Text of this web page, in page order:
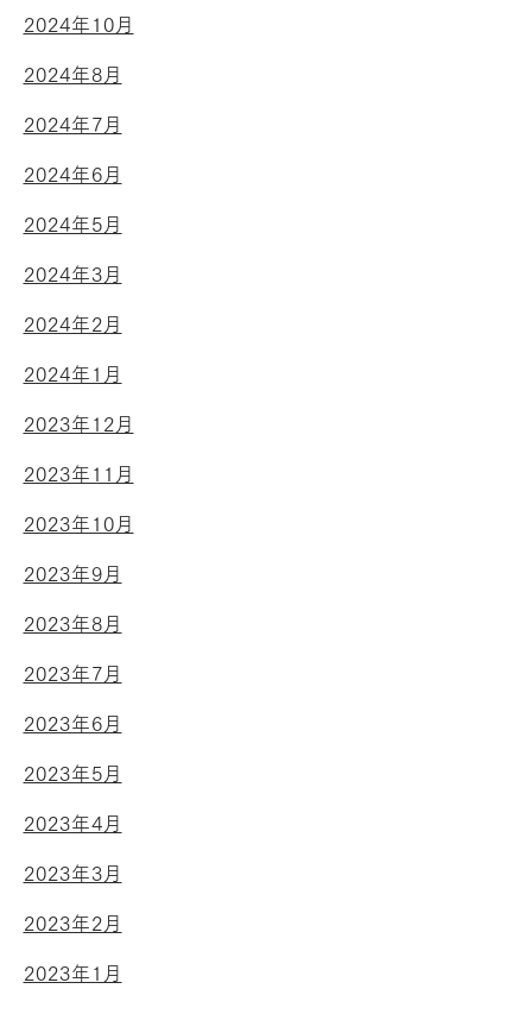
2024年10月
2024年8月
2024年7月
2024年6月
2024年5月
2024年3月
2024年2月
2024年1月
2023年12月
2023年11月
2023年10月
2023年9月
2023年8月
2023年7月
2023年6月
2023年5月
2023年4月
2023年3月
2023年2月
2023年1月